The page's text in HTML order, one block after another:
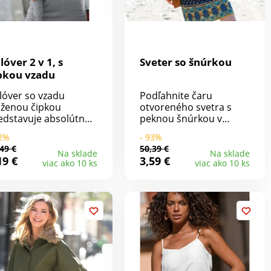
2 v 1, s
vzadu
so vzadu
čipkou
absolútne
pohodlného
Okrúhly výstrih.
rukávy s falošnou
vložka + hore
gombíková léga.
€
€
Na sklade
viac ako 10 ks
Sveter so šnúrkou
Podľahnite čaru
otvoreného svetra s
peknou šnúrkou v
Širší strih lichotí ženskej
postave. Z kašmírového
materiálu. Bez
rozparky. Šnúrka v
semišovom vzhľade
zakončená strapcami.
Materiál džersejový
úplet 100% akryl
kašmírový na dotyk,
možnosť prať v práčke.
- 93%
50,39 €
3,59 €
Na sklade
viac ako 10 ks